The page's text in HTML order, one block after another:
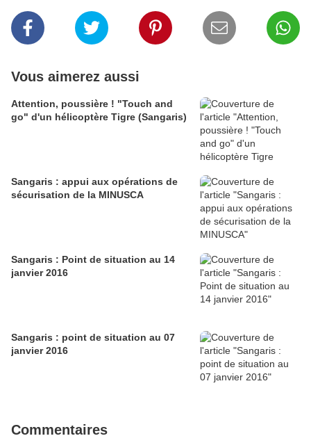
Vous aimerez aussi
Attention, poussière ! "Touch and
go" d'un hélicoptère Tigre (Sangaris)
Sangaris : appui aux opérations de
sécurisation de la MINUSCA
Sangaris : Point de situation au 14
janvier 2016
Sangaris : point de situation au 07
janvier 2016
Commentaires